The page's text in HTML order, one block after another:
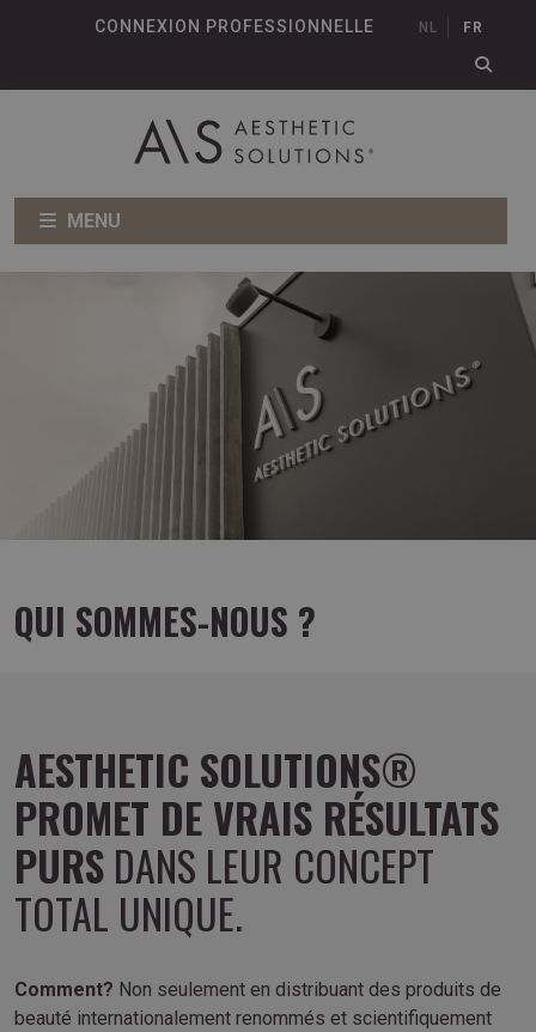
CONNEXION PROFESSIONNELLE NL FR
MENU
QUI SOMMES-NOUS ?
AESTHETIC SOLUTIONS®
PROMET DE VRAIS RÉSULTATS
PURSDANS LEUR CONCEPT
TOTAL UNIQUE.
Comment? Non seulement en distribuant des produits de
beauté internationalement renommés et scientifiquement